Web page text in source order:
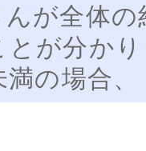
が全体
が分か
の場合